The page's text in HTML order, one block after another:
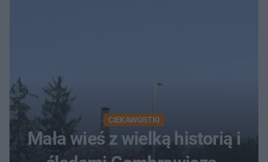
CIEKAWOSTKI
Mała wieś z wielką historią i